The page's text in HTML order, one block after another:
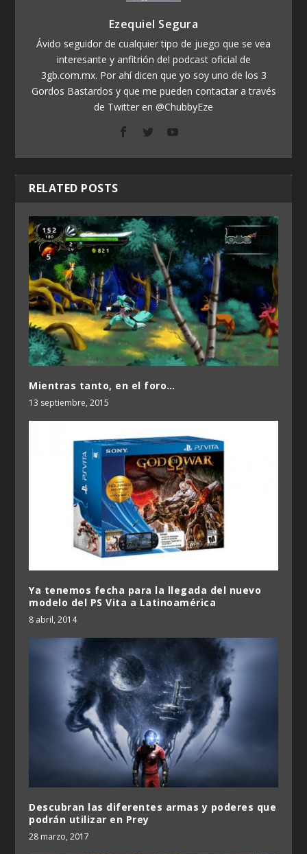
Ezequiel Segura
Ávido seguidor de cualquier tipo de juego que se vea
interesante y anfitrión del podcast oficial de
3gb.com.mx. Por ahí dicen que yo soy uno de los 3
Gordos Bastardos y que me pueden contactar a través
de Twitter en @ChubbyEze
RELATED POSTS
Mientras tanto, en el foro…
13 septiembre, 2015
Ya tenemos fecha para la llegada del nuevo
modelo del PS Vita a Latinoamérica
8 abril, 2014
Descubran las diferentes armas y poderes que
podrán utilizar en Prey
28 marzo, 2017